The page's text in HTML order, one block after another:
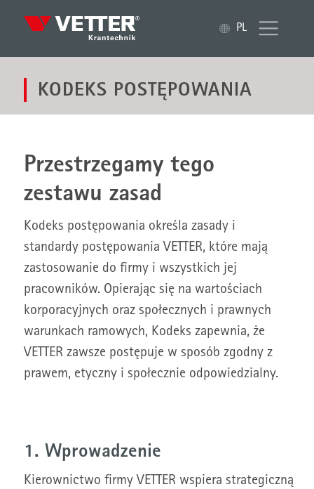
PL
KODEKS POSTĘPOWANIA
Przestrzegamy tego
zestawu zasad
Kodeks postępowania określa zasady i
standardy postępowania VETTER, które mają
zastosowanie do firmy i wszystkich jej
pracowników. Opierając się na wartościach
korporacyjnych oraz społecznych i prawnych
warunkach ramowych, Kodeks zapewnia, że
VETTER zawsze postępuje w sposób zgodny z
prawem, etyczny i społecznie odpowiedzialny.
1. Wprowadzenie
Kierownictwo firmy VETTER wspiera strategiczną